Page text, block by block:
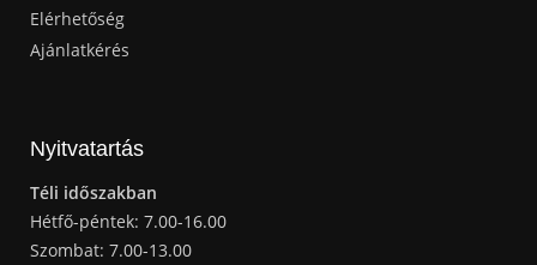
Elérhetőség
Ajánlatkérés
Nyitvatartás
Téli időszakban
Hétfő-péntek: 7.00-16.00
Szombat: 7.00-13.00